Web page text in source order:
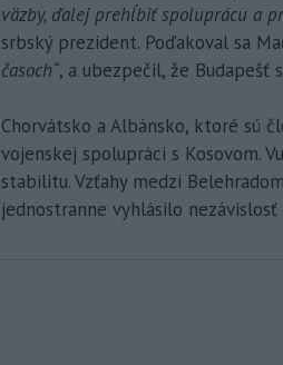
väzby, ďalej prehĺbiť spoluprácu a
srbský prezident. Poďakoval sa
časoch“, a ubezpečil, že Budapešť
Chorvátsko a Albánsko, ktoré sú
vojenskej spolupráci s Kosovom.
stabilitu. Vzťahy medzi
jednostranne vyhlásilo nezávislosť